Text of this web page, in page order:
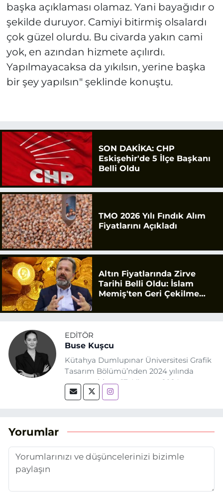
başka açıklaması olamaz. Yani bayağıdır o
şekilde duruyor. Camiyi bitirmiş olsalardı
çok güzel olurdu. Bu civarda yakın cami
yok, en azından hizmete açılırdı.
Yapılmayacaksa da yıkılsın, yerine başka
bir şey yapılsın" şeklinde konuştu.
SON DAKİKA: CHP
Eskişehir'de 5 İlçe Başkanı
Belli Oldu
TMO 2026 Yılı Fındık Alım
Fiyatlarını Açıkladı
Altın Fiyatlarında Zirve
Tarihi Belli Oldu: İslam
Memiş'ten Geri Çekilme
EDITÖR
Buse Kuşcu
Kütahya Dumlupınar Üniversitesi Grafik
Tasarım Bölümü’nden 2024 yılında
mezun oldum. 17 Ağustos 2024
tarihinde, Grafik Tasarım alanında staj
adım attım.
Yorumlar